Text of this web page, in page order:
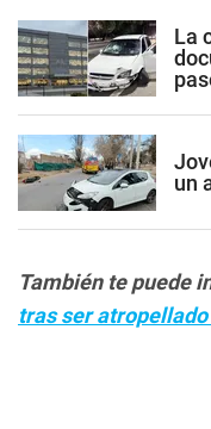
La
un
También te puede
tras ser